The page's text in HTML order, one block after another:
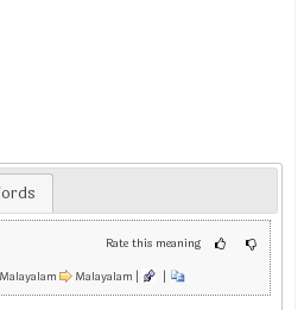
Rate this meaning
Malayalam | |